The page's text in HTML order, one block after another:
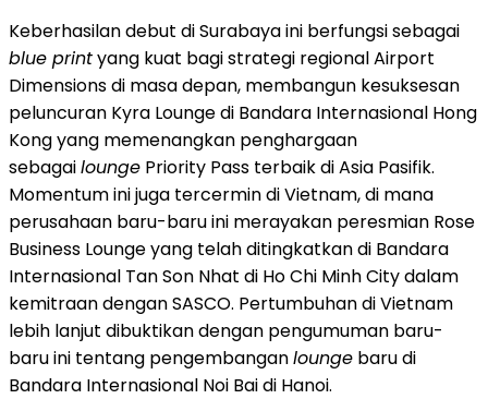
Keberhasilan debut di Surabaya ini berfungsi sebagai
blue printyang kuat bagi strategi regional Airport
Dimensions di masa depan, membangun kesuksesan
peluncuran Kyra Lounge di Bandara Internasional Hong
Kong yang memenangkan penghargaan
sebagailounge Priority Pass terbaik di Asia Pasifik.
Momentum ini juga tercermin di Vietnam, di mana
perusahaan baru-baru ini merayakan peresmian Rose
Business Lounge yang telah ditingkatkan di Bandara
Internasional Tan Son Nhat di Ho Chi Minh City dalam
kemitraan dengan SASCO. Pertumbuhan di Vietnam
lebih lanjut dibuktikan dengan pengumuman baru-
baru ini tentang pengembanganlounge baru di
Bandara Internasional Noi Bai di Hanoi.